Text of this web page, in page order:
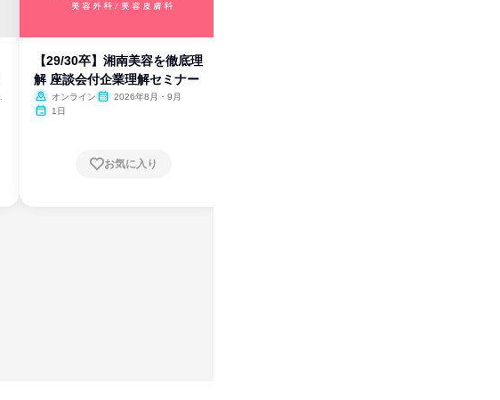
【29/30卒】湘南美容を徹底理
解 座談会付企業理解セミナー
オンライン
2026年8月・9月
1日
お気に入り